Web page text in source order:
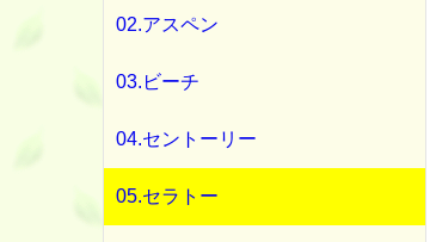
02.アスペン
03.ビーチ
04.セントーリー
05.セラトー